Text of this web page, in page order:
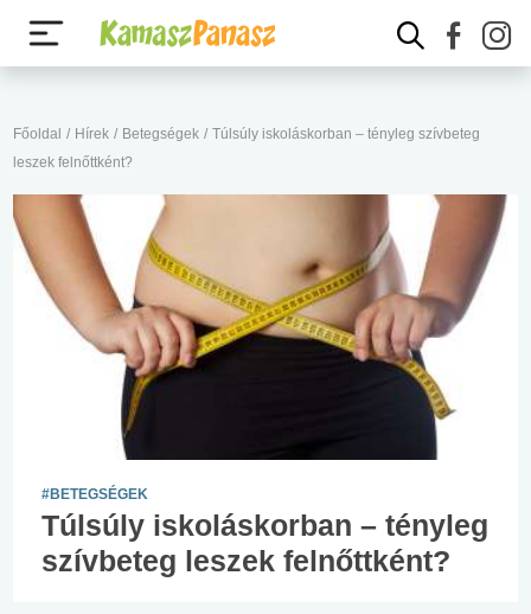
Főoldal / Hírek / Betegségek / Túlsúly iskoláskorban – tényleg szívbeteg
leszek felnőttként?
#BETEGSÉGEK
Túlsúly iskoláskorban – tényleg
szívbeteg leszek felnőttként?